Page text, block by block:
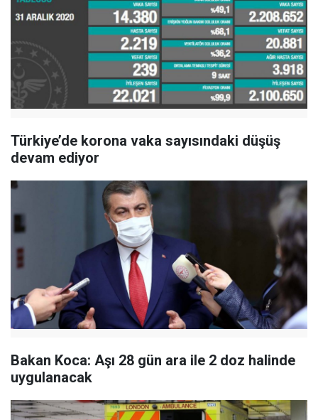
Türkiye’de korona vaka sayısındaki düşüş
devam ediyor
Bakan Koca: Aşı 28 gün ara ile 2 doz halinde
uygulanacak